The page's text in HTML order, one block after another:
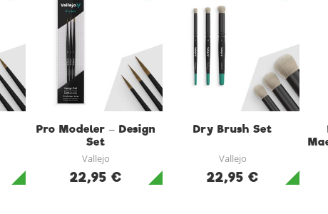
Pro Modeler – Design
Set
Vallejo
22,95 €
Dry Brush Set
Vallejo
22,95 €